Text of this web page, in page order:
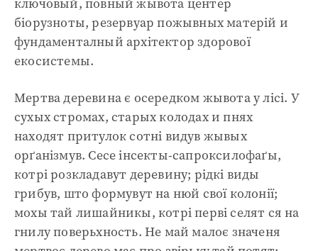
біорузноты, резервуар пожывных матерій и
фундаменталный архітектор здорової
екосистемы.
Мертва деревина є осередком жывота у лісі. У
сухых стромах, старых колодах и пнях
находят притулок сотні видув жывых
орґанізмув. Сесе інсекты-сапроксилофаґы,
котрі розкладавут деревину; рідкі виды
грибув, што формувут на нюй свої колонії;
мохы тай лишайникы, котрі перві селят ся на
гнилу поверьхность. Не май малоє значеня